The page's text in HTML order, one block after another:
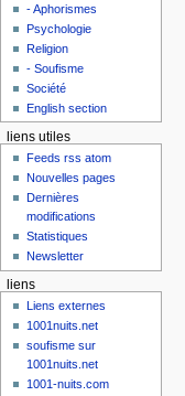
- Aphorismes
Psychologie
Religion
- Soufisme
Société
English section
liens utiles
Feeds rss atom
Nouvelles pages
Dernières
modifications
Statistiques
Newsletter
liens
Liens externes
1001nuits.net
soufisme sur
1001nuits.net
1001-nuits.com